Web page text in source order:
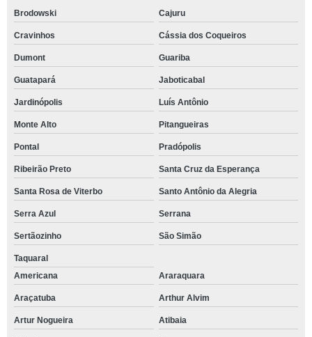
Brodowski Cajuru
Cravinhos Cássia dos Coqueiros
Dumont Guariba
Guatapará Jaboticabal
Jardinópolis Luís Antônio
Monte Alto Pitangueiras
Pontal Pradópolis
Ribeirão Preto Santa Cruz da Esperança
Santa Rosa de Viterbo Santo Antônio da Alegria
Serra Azul Serrana
Sertãozinho São Simão
Taquaral
Americana
Araraquara
Araçatuba Arthur Alvim
Artur Nogueira Atibaia